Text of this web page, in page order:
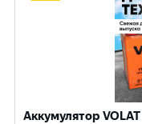
Аккумулятор